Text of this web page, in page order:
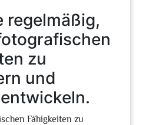
regelmäßig,
zu
und
Fähigkeiten zu